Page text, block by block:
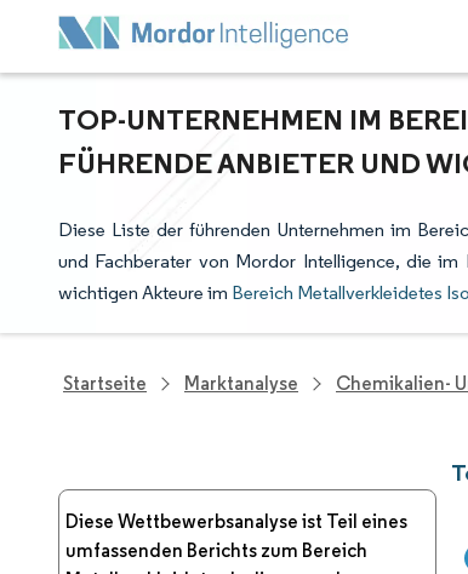
TOP-UNTERNEHMEN IM
FÜHRENDE ANBIETER UND
Diese Liste der führenden Unternehmen im
und Fachberater von Mordor Intelligence, die im
wichtigen Akteure im Bereich Metallverkleidetes
Startseite Marktanalyse Chemikalien-
Diese Wettbewerbsanalyse ist Teil eines
umfassenden Berichts zum Bereich